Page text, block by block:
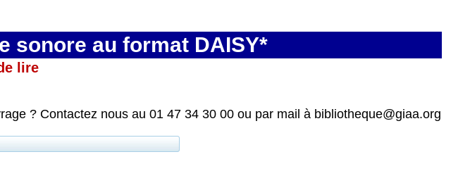
sonore au format DAISY*
lire
? Contactez nous au 01 47 34 30 00 ou par mail à bibliotheque@giaa.org